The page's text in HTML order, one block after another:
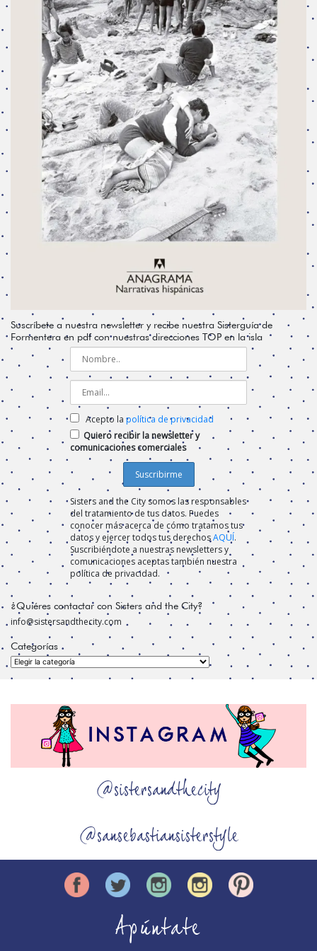
Suscríbete a nuestra newsletter y recibe nuestra Sisterguía de
Formentera en pdf con nuestras direcciones TOP en la isla
Acepto la política de privacidad
Quiero recibir la newsletter y
comunicaciones comerciales
Sisters and the City somos las responsables
del tratamiento de tus datos. Puedes
conocer más acerca de cómo tratamos tus
datos y ejercer todos tus derechosAQUÍ.
Suscribiéndote a nuestras newsletters y
comunicaciones aceptas también nuestra
política de privacidad.
¿Quiéres contactar con Sisters and the City?
info@sistersandthecity.com
Categorías
Categorías
@sistersandthecity
@sansebastiansisterstyle
Apúntate